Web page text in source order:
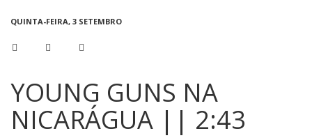
QUINTA-FEIRA, 3 SETEMBRO
YOUNG GUNS NA
NICARÁGUA || 2:43